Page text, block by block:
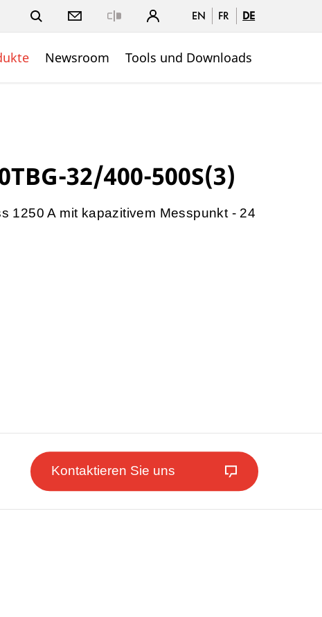
EN FR DE
Newsroom Tools und Downloads
32/400-500S(3)
1250 A mit kapazitivem Messpunkt - 24
Kontaktieren Sie uns